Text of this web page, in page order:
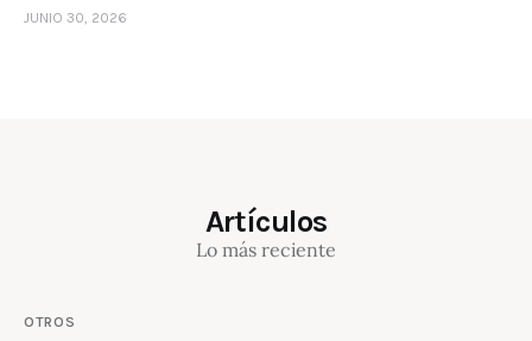
JUNIO 30, 2026
Artículos
Lo más reciente
OTROS